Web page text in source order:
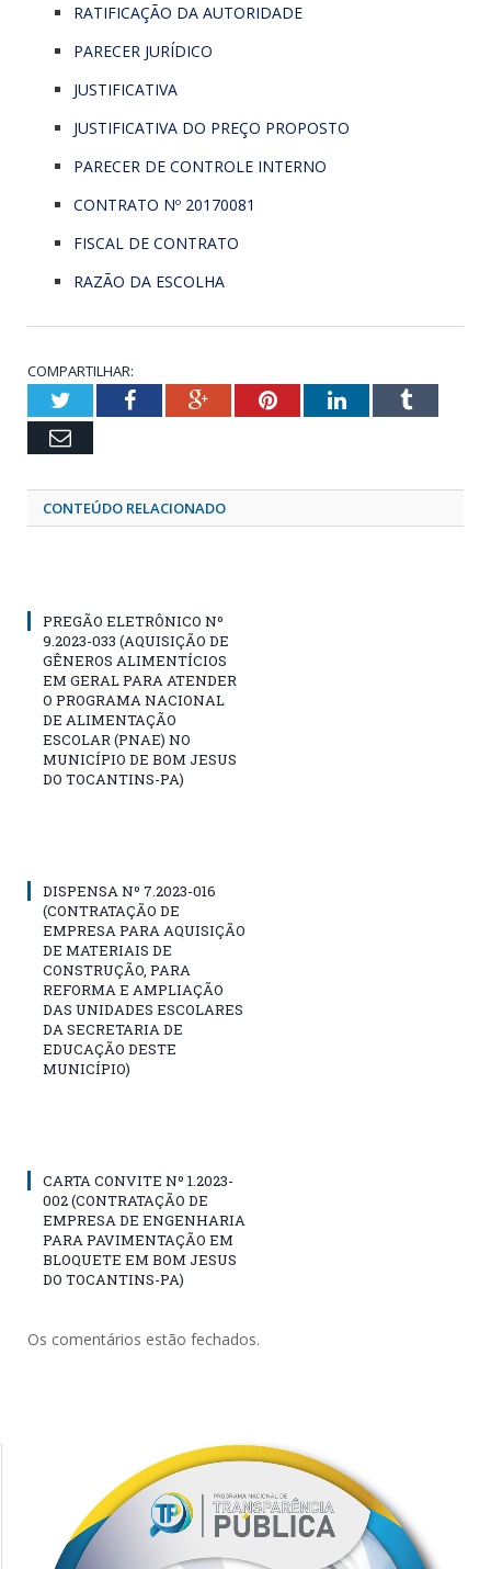
RATIFICAÇÃO DA AUTORIDADE
PARECER JURÍDICO
JUSTIFICATIVA
JUSTIFICATIVA DO PREÇO PROPOSTO
PARECER DE CONTROLE INTERNO
CONTRATO Nº 20170081
FISCAL DE CONTRATO
RAZÃO DA ESCOLHA
COMPARTILHAR:
TwitterFacebookGoogle+PinterestLinkedInTumblr
Email
CONTEÚDO RELACIONADO
PREGÃO ELETRÔNICO Nº
9.2023-033 (AQUISIÇÃO DE
GÊNEROS ALIMENTÍCIOS
EM GERAL PARA ATENDER
O PROGRAMA NACIONAL
DE ALIMENTAÇÃO
ESCOLAR (PNAE) NO
MUNICÍPIO DE BOM JESUS
DO TOCANTINS-PA)
DISPENSA Nº 7.2023-016
(CONTRATAÇÃO DE
EMPRESA PARA AQUISIÇÃO
DE MATERIAIS DE
CONSTRUÇÃO, PARA
REFORMA E AMPLIAÇÃO
DAS UNIDADES ESCOLARES
DA SECRETARIA DE
EDUCAÇÃO DESTE
MUNICÍPIO)
CARTA CONVITE Nº 1.2023-
002 (CONTRATAÇÃO DE
EMPRESA DE ENGENHARIA
PARA PAVIMENTAÇÃO EM
BLOQUETE EM BOM JESUS
DO TOCANTINS-PA)
Os comentários estão fechados.